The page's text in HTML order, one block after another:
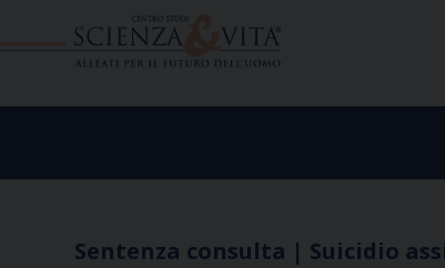
Sentenza consulta | Suicidio